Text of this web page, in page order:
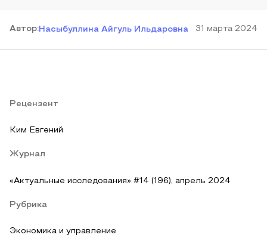
Автор:Насыбуллина Айгуль Ильдаровна 31 марта 2024
Рецензент
Ким Евгений
Журнал
«Актуальные исследования» #14 (196), апрель 2024
Рубрика
Экономика и управление